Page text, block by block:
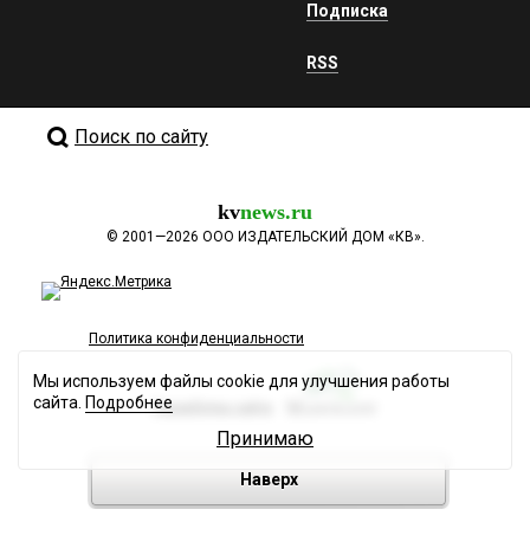
Подписка
RSS
Поиск по сайту
kvnews.ru
© 2001—2026 ООО ИЗДАТЕЛЬСКИЙ ДОМ «КВ».
Политика конфиденциальности
Разработка сайта
Наверх
Мы используем файлы cookie для улучшения работы
сайта. Подробнее
Принимаю